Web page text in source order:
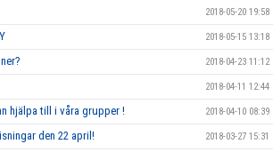
2018-05-20 19:58
2018-05-15 13:18
2018-04-23 11:12
2018-04-11 12:44
hjälpa till i våra grupper ! 2018-04-10 08:39
den 22 april! 2018-03-27 15:31